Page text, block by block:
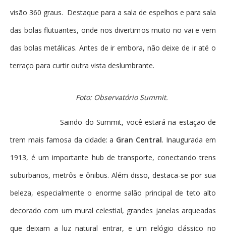
visão 360 graus. Destaque para a sala de espelhos e para sala
das bolas flutuantes, onde nos divertimos muito no vai e vem
das bolas metálicas. Antes de ir embora, não deixe de ir até o
terraço para curtir outra vista deslumbrante.
Foto: Observatório Summit.
Saindo do Summit, você estará na estação de
trem mais famosa da cidade: a Gran Central. Inaugurada em
1913, é um importante hub de transporte, conectando trens
suburbanos, metrôs e ônibus. Além disso, destaca-se por sua
beleza, especialmente o enorme salão principal de teto alto
decorado com um mural celestial, grandes janelas arqueadas
que deixam a luz natural entrar, e um relógio clássico no